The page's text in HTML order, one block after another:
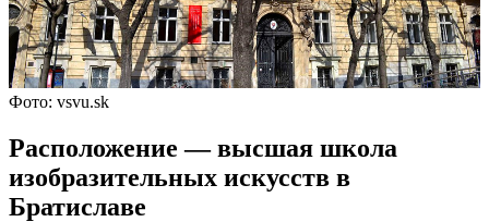
Фото: vsvu.sk
Расположение — высшая школа
изобразительных искусств в
Братиславе